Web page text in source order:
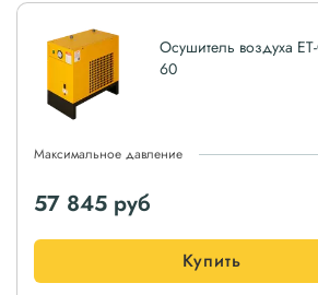
Осушитель воздуха
60
Максимальное давление
57 845 руб
Купить